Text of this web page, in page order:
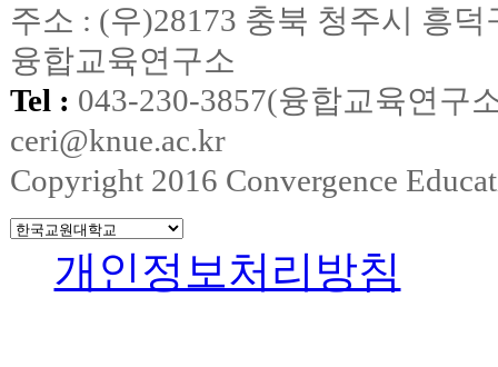
주소 : (우)28173 충북 청주시 흥
융합교육연구소
Tel : 043-230-3857(융합교육연
ceri@knue.ac.kr
Copyright 2016 Convergence
개인정보처리방침